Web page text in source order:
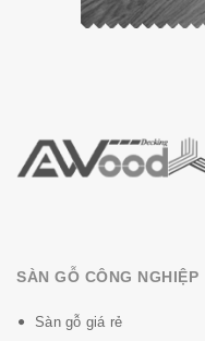
SÀN GỖ CÔNG NGHIỆP
Sàn gỗ giá rẻ